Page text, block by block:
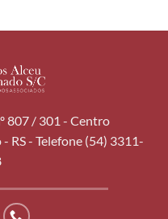
807 / 301 - Centro
RS - Telefone (54) 3311-